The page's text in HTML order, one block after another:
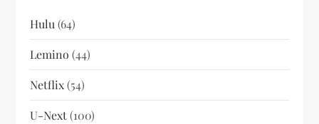
Hulu (64)
Lemino (44)
Netflix(54)
U-Next(100)